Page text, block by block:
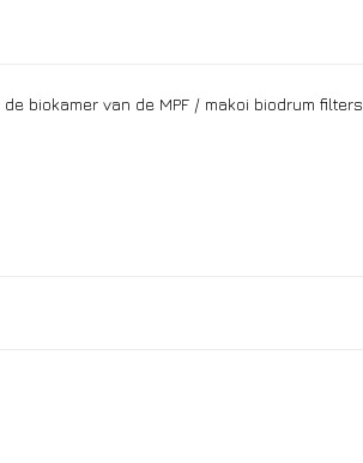
biokamer van de MPF / makoi biodrum filters.